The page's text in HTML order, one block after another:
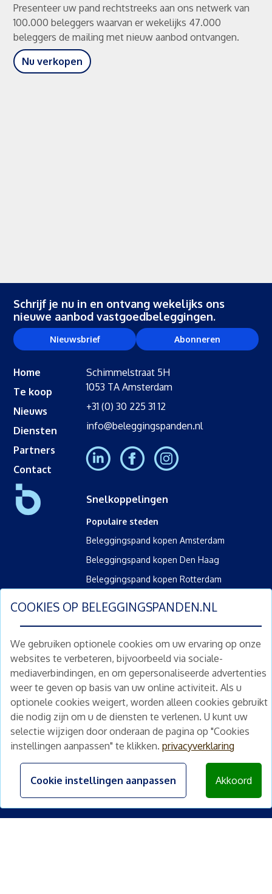
COOKIES OP BELEGGINGSPANDEN.NL
We gebruiken optionele cookies om uw ervaring op onze
websites te verbeteren, bijvoorbeeld via sociale-
mediaverbindingen, en om gepersonaliseerde advertenties
weer te geven op basis van uw online activiteit. Als u
optionele cookies weigert, worden alleen cookies gebruikt
die nodig zijn om u de diensten te verlenen. U kunt uw
selectie wijzigen door onderaan de pagina op "Cookies
instellingen aanpassen" te klikken. privacyverklaring
Cookie instellingen aanpassen Akkoord
Presenteer uw pand rechtstreeks aan ons netwerk van
100.000 beleggers waarvan er wekelijks 47.000
beleggers de mailing met nieuw aanbod ontvangen.
Nu verkopen
Schrijf je nu in en ontvang wekelijks ons
nieuwe aanbod vastgoedbeleggingen.
Nieuwsbrief Abonneren
Home
Te koop
Nieuws
Diensten
Partners
Contact
Schimmelstraat 5H
1053 TA Amsterdam
+31 (0) 30 225 31 12
info@beleggingspanden.nl
Snelkoppelingen
Populaire steden
Beleggingspand kopen Amsterdam
Beleggingspand kopen Den Haag
Beleggingspand kopen Rotterdam
Bedrijfspand kopen
Winkelpand kopen
Kantoorpand kopen
Kamerverhuurpand kopen
Horecapand kopen
Overig
Gratis waardebepaling
Gratis waardebepaling aanvragen